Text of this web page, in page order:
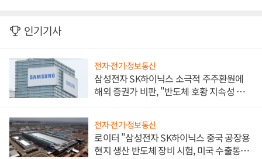
인기기사
전자·전기·정보통신
삼성전자 SK하이닉스 소극적 주주환원에
해외 증권가 비판, "반도체 호황 지속성 의
전자·전기·정보통신
로이터 "삼성전자 SK하이닉스 중국 공장용
현지 생산 반도체 장비 시험, 미국 수출통제